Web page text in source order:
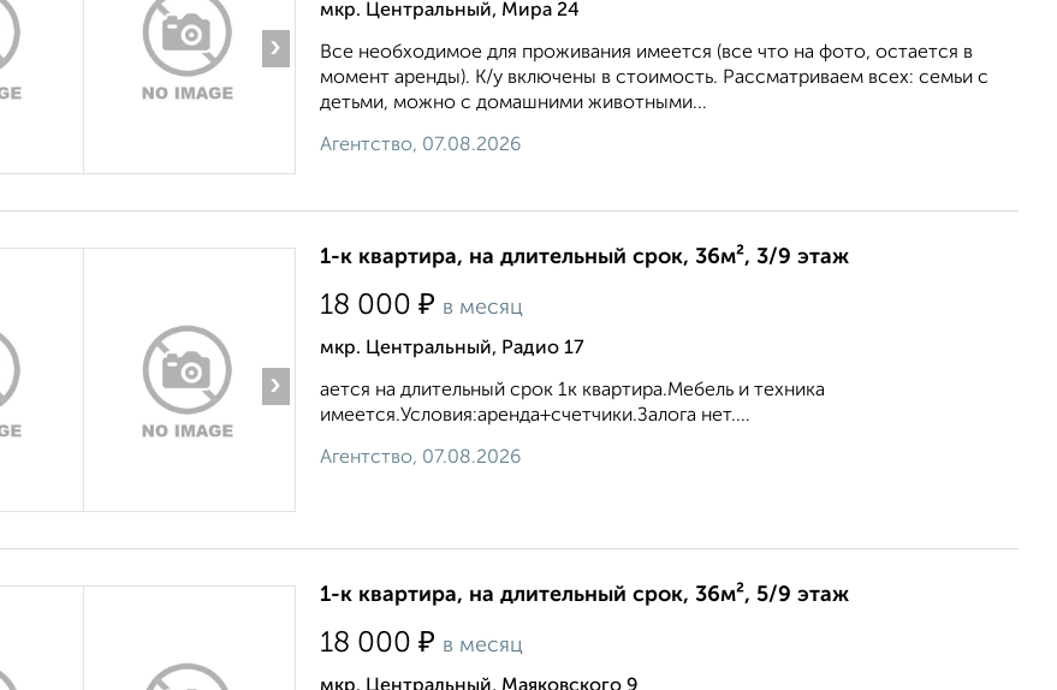
›
мкр. Центральный, Мира 24
Все необходимое для проживания имеется (все что на фото, остается в
момент аренды). К/у включены в стоимость. Рассматриваем всех: семьи с
детьми, можно с домашними животными...
Агентство, 07.08.2026
›
1-к квартира, на длительный срок, 36м², 3/9 этаж
18 000 ₽ в месяц
мкр. Центральный, Радио 17
ается на длительный срок 1к квартира.Мебель и техника
имеется.Условия:аренда+счетчики.Залога нет....
Агентство, 07.08.2026
1-к квартира, на длительный срок, 36м², 5/9 этаж
18 000 ₽ в месяц